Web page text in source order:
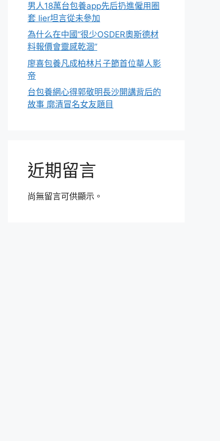
男人18萬台包養app先后扔進僱用圈
套 lier坦言從未參加
為什么在中國“很少OSDER奧斯德材
料報價會靈感乾涸”
廖喜包養凡成柏林片子節首位華人影
帝
台包養網心得郭敬明長沙開講背后的
故事 廓清冒名女友題目
近期留言
尚無留言可供顯示。